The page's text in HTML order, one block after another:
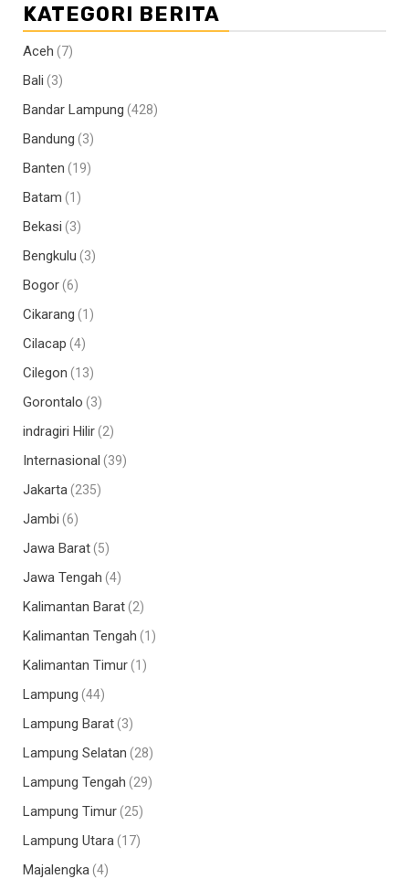
KATEGORI BERITA
Aceh (7)
Bali (3)
Bandar Lampung (428)
Bandung (3)
Banten (19)
Batam (1)
Bekasi (3)
Bengkulu (3)
Bogor(6)
Cikarang (1)
Cilacap (4)
Cilegon (13)
Gorontalo (3)
indragiri Hilir(2)
Internasional (39)
Jakarta(235)
Jambi (6)
Jawa Barat(5)
Jawa Tengah (4)
Kalimantan Barat(2)
Kalimantan Tengah (1)
Kalimantan Timur(1)
Lampung (44)
Lampung Barat(3)
Lampung Selatan (28)
Lampung Tengah (29)
Lampung Timur(25)
Lampung Utara(17)
Majalengka(4)